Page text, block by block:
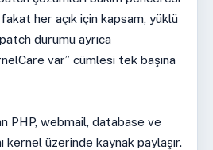
her açık için kapsam, yüklü
durumu ayrıca
var” cümlesi tek başına
PHP, webmail, database ve
kernel üzerinde kaynak paylaşır.